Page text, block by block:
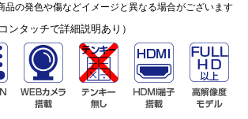
の発色や傷などイメージと異なる場合がございます
ンタッチで詳細説明あり）